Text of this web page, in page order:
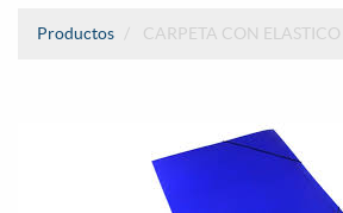
Productos CARPETA CON